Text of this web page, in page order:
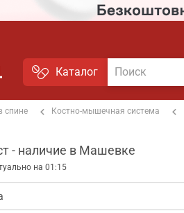
Каталог
спине Костно-мышечная система
- наличие в Машевке
на 01:15